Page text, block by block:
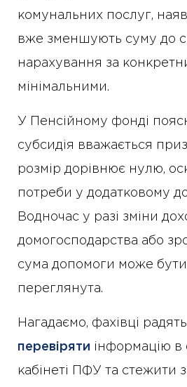
комунальних послуг,
вже зменшують суму до
нарахування за
мінімальними.
У Пенсійному фонді
субсидія вважається
розмір дорівнює нулю,
потреби у додатковому
Водночас у разі зміни
домогосподарства або
сума допомоги може
переглянута.
Нагадаємо, фахівці
перевіряти інформацію в
кабінеті ПФУ та стежити